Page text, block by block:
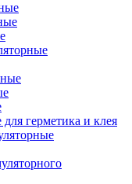
герметика и клея